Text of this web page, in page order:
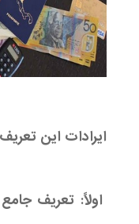
ایرادات این تعریف
اولاً: تعریف